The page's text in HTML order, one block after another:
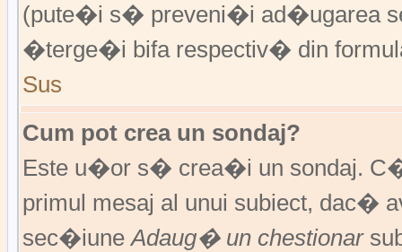
(pute�i s� preveni�i ad�ugarea
�terge�i bifa respectiv� din
Sus
Cum pot crea un sondaj?
Este u�or s� crea�i un sondaj.
primul mesaj al unui subiect, dac�
sec�iuneAdaug� un chestionar